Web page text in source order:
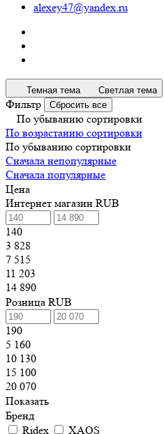
alexey47@yandex.ru
Темная тема Светлая тема
Фильтр Сбросить все
По убыванию сортировки
По возрастанию сортировки
По убыванию сортировки
Сначала непопулярные
Сначала популярные
Цена
Интернет магазин RUB
140
3 828
7 515
11 203
14 890
Розница RUB
190
5 160
10 130
15 100
20 070
Показать
Бренд
Ridex
XAOS